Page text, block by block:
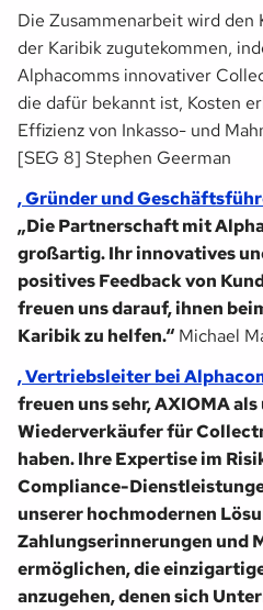
Die Zusammenarbeit wird den
der Karibik zugutekommen,
Alphacomms innovativer
die dafür bekannt ist, Kosten
Effizienz von Inkasso- und
[SEG 8] Stephen Geerman
, Gründer und
„Die Partnerschaft mit
großartig. Ihr innovatives
positives Feedback von
freuen uns darauf, ihnen
Karibik zu helfen.“ Michael
, Vertriebsleiter bei
freuen uns sehr, AXIOMA
Wiederverkäufer für
haben. Ihre Expertise im
Compliance-
unserer hochmodernen
Zahlungserinnerungen und
ermöglichen, die
anzugehen, denen sich